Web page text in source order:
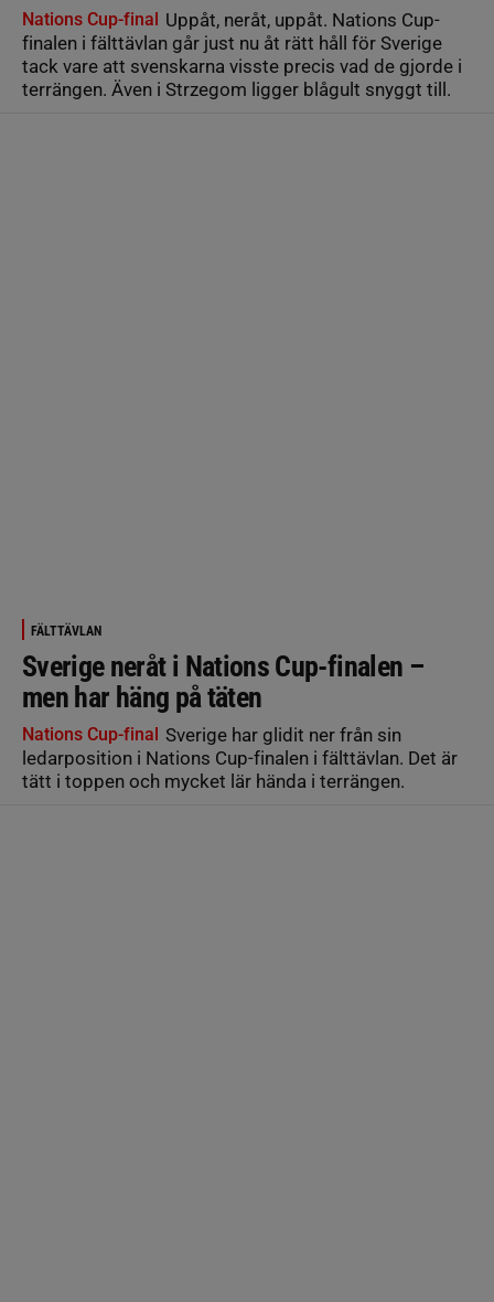
Nations Cup-final Uppåt, neråt, uppåt. Nations Cup-
finalen i fälttävlan går just nu åt rätt håll för Sverige
tack vare att svenskarna visste precis vad de gjorde i
terrängen. Även i Strzegom ligger blågult snyggt till.
FÄLTTÄVLAN
Sverige neråt i Nations Cup-finalen –
men har häng på täten
Nations Cup-final Sverige har glidit ner från sin
ledarposition i Nations Cup-finalen i fälttävlan. Det är
tätt i toppen och mycket lär hända i terrängen.